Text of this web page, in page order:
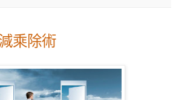
乘除術